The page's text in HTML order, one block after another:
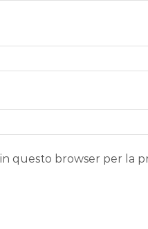
questo browser per la